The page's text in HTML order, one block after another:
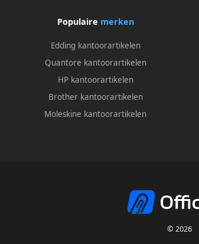
Populaire merken
Edding kantoorartikelen
Quantore kantoorartikelen
HP kantoorartikelen
Brother kantoorartikelen
Moleskine kantoorartikelen
© 2026